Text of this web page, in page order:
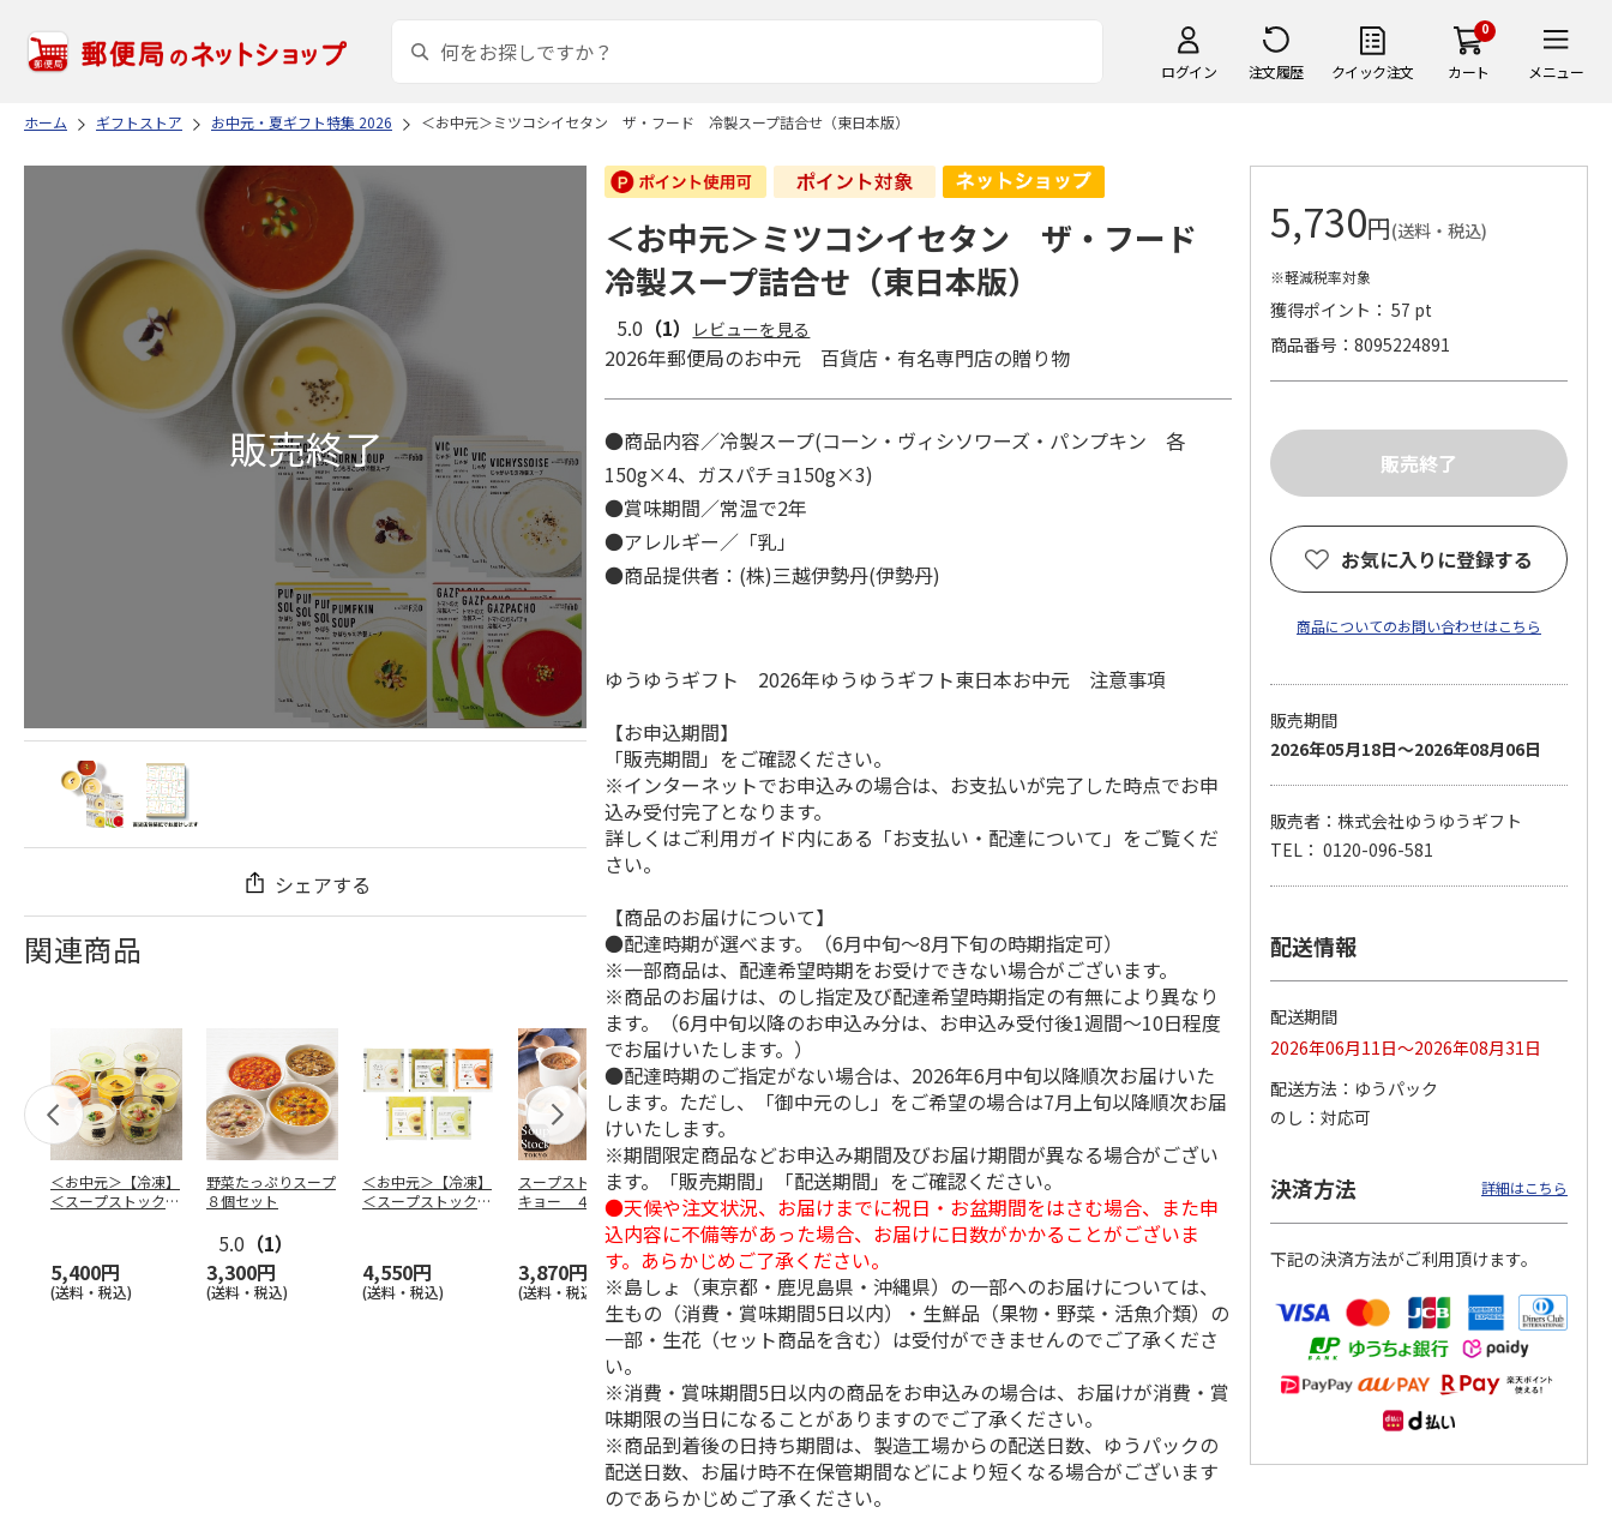
ログイン 注文履歴 クイック注文
0
カート メニュー
ホーム ギフトストア お中元・夏ギフト特集 2026 ＜お中元＞ミツコシイセタン ザ・フード 冷製スープ詰合せ（東日本版）
シェアする
関連商品
＜お中元＞【冷凍】
＜スープストックト
5,400円
(送料・税込)
野菜たっぷりスープ
８個セット
5.0 （1）
3,300円
(送料・税込)
＜お中元＞【冷凍】
＜スープストックト
4,550円
(送料・税込)
スープストックトー
キョー ４種のＯｋ
ａｙｕセット８袋
3,870円
(送料・税込)
「JINBO MINAMI
AOYAMA」淡路の玉
葱と高知…
3,240円
(送料・税込)
【冷凍】〈スープス
トックトーキョー〉
夏のバラエティセッ
トＡ
4,550円
(送料・税込)
ホテルニューオータ
ニ スープレトルト
セット
5,400円
(送料別・税込)
野菜スープ６種類詰
合せ ８食
5.0（2）
(送料・税込)
＜お中元＞じゃがバ
タースープ２０食
2,700円
ＡＮＡオリジナルビ
ーフコンソメスープ
Ａ（２箱）
3,130円
(送料・税込)
＜お中元＞ミツコシイセタン ザ・フード
冷製スープ詰合せ（東日本版）
5.0 （1） レビューを見る
2026年郵便局のお中元 百貨店・有名専門店の贈り物
●商品内容／冷製スープ(コーン・ヴィシソワーズ・パンプキン 各
150g×4、ガスパチョ150g×3)
●賞味期間／常温で2年
●アレルギー／「乳」
●商品提供者：(株)三越伊勢丹(伊勢丹)
ゆうゆうギフト 2026年ゆうゆうギフト東日本お中元 注意事項
【お申込期間】
「販売期間」をご確認ください。
※インターネットでお申込みの場合は、お支払いが完了した時点でお申
込み受付完了となります。
詳しくはご利用ガイド内にある「お支払い・配達について」をご覧くだ
さい。
【商品のお届けについて】
●配達時期が選べます。（6月中旬～8月下旬の時期指定可）
※一部商品は、配達希望時期をお受けできない場合がございます。
※商品のお届けは、のし指定及び配達希望時期指定の有無により異なり
ます。（6月中旬以降のお申込み分は、お申込み受付後1週間～10日程度
でお届けいたします。）
●配達時期のご指定がない場合は、2026年6月中旬以降順次お届けいた
します。ただし、「御中元のし」をご希望の場合は7月上旬以降順次お届
けいたします。
※期間限定商品などお申込み期間及びお届け期間が異なる場合がござい
ます。「販売期間」「配送期間」をご確認ください。
●天候や注文状況、お届けまでに祝日・お盆期間をはさむ場合、また申
込内容に不備等があった場合、お届けに日数がかかることがございま
す。あらかじめご了承ください。
※島しょ（東京都・鹿児島県・沖縄県）の一部へのお届けについては、
生もの（消費・賞味期間5日以内）・生鮮品（果物・野菜・活魚介類）の
一部・生花（セット商品を含む）は受付ができませんのでご了承くださ
い。
※消費・賞味期間5日以内の商品をお申込みの場合は、お届けが消費・賞
味期限の当日になることがありますのでご了承ください。
※商品到着後の日持ち期間は、製造工場からの配送日数、ゆうパックの
配送日数、お届け時不在保管期間などにより短くなる場合がございます
のであらかじめご了承ください。
5,730円(送料・税込)
※軽減税率対象
獲得ポイント： 57 pt
商品番号
8095224891
お気に入りに登録する
商品についてのお問い合わせはこちら
販売期間
2026年05月18日～2026年08月06日
販売者：株式会社ゆうゆうギフト
TEL： 0120-096-581
配送情報
配送期間
2026年06月11日～2026年08月31日
配送方法
ゆうパック
のし
対応可
決済方法 詳細はこちら
下記の決済方法がご利用頂けます。